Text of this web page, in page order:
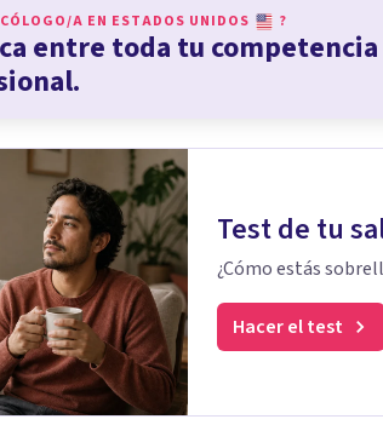
A EN ESTADOS UNIDOS ?
entre toda tu competencia
Test de tu
¿Cómo estás
Hacer el test